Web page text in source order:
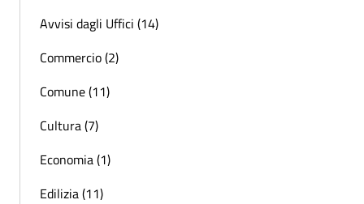
Avvisi dagli Uffici (14)
Commercio (2)
Comune (11)
Cultura (7)
Economia (1)
Edilizia (11)